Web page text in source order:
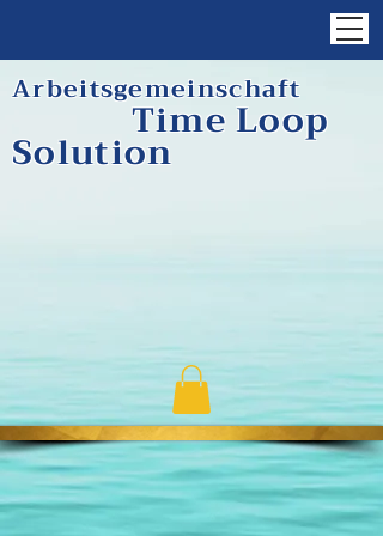
Arbeitsgemeinschaft
Time Loop
Solution